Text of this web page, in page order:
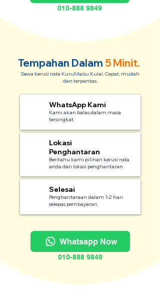
010-888 9849
Tempahan Dalam 5 Minit.
Sewa kerusi roda KuruMaisu Kulai. Cepat, mudah
dan terpantas.
WhatsApp Kami
Kami akan balas dalam masa
tersingkat.
Lokasi
Penghantaran
Beritahu kami pilihan kerusi roda
anda dan lokasi penghantaran.
Selesai
Penghantaraan dalam 1-2 hari
selepas pembayaran.
Whatsapp Now
010-888 9849